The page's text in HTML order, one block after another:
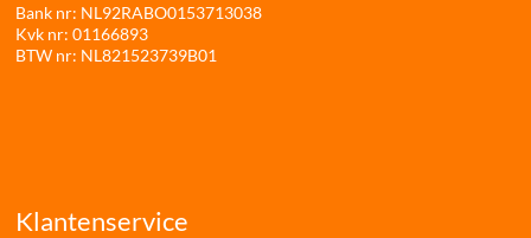
Bank nr: NL92RABO0153713038
Kvk nr: 01166893
BTW nr: NL821523739B01
Klantenservice